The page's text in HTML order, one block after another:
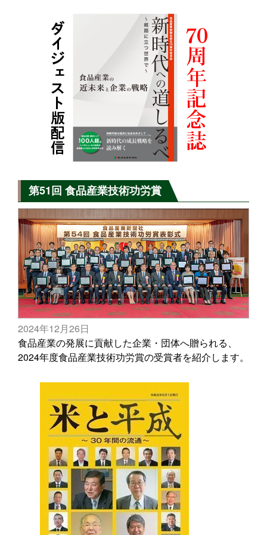
第51回 食品産業技術功労賞
2024年12月26日
食品産業の発展に貢献した企業・団体へ贈られる、
2024年度食品産業技術功労賞の受賞者を紹介します。